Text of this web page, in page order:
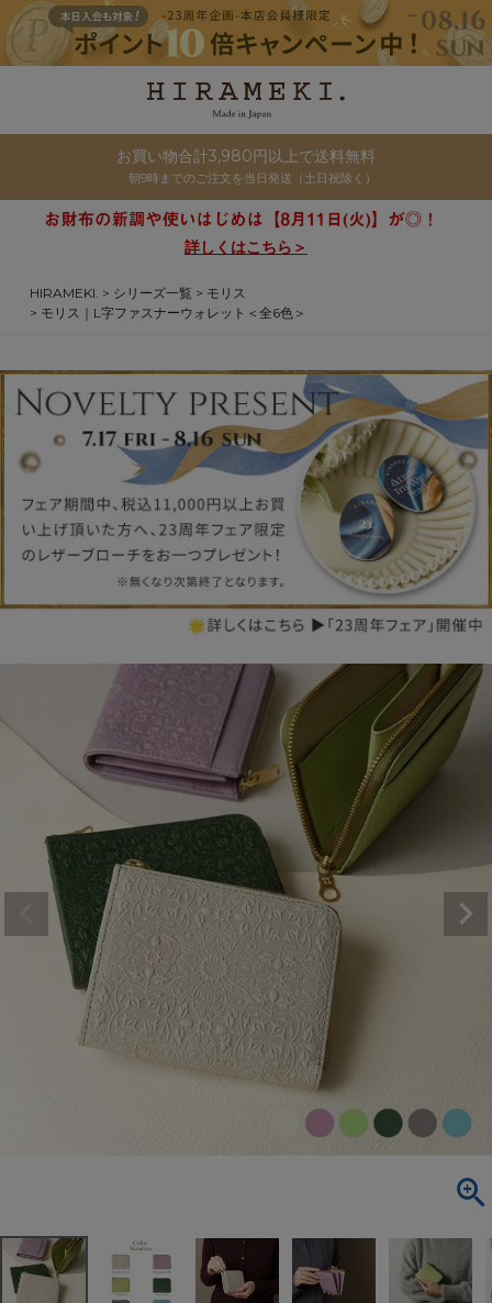
お買い物合計3,980円以上で送料無料
朝9時までのご注文を当日発送（土日祝除く）
詳しくはこちら＞
HIRAMEKI. シリーズ一覧
モリス
モリス｜L字ファスナーウォレット＜全6色＞